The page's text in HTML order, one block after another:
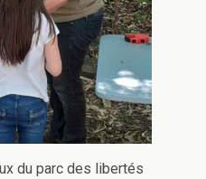
du parc des libertés